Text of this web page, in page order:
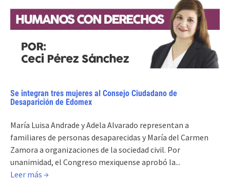
Se integran tres mujeres al Consejo Ciudadano de
Desaparición de Edomex
María Luisa Andrade y Adela Alvarado representan a
familiares de personas desaparecidas y María del Carmen
Zamora a organizaciones de la sociedad civil. Por
unanimidad, el Congreso mexiquense aprobó la...
Leer más →